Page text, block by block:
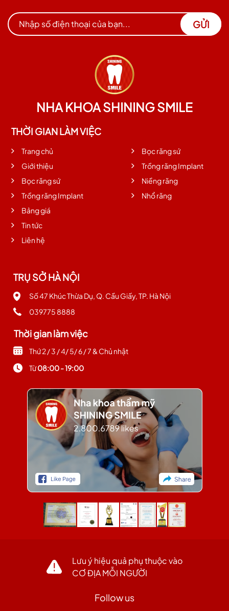
GỬI
NHA KHOA SHINING SMILE
THỜI GIAN LÀM VIỆC
Trang chủ
Giới thiệu
Bọc răng sứ
Trồng răng Implant
Bảng giá
Tin tức
Liên hệ
Bọc răng sứ
Trồng răng Implant
Niềng răng
Nhổ răng
TRỤ SỞ HÀ NỘI
Số 47 Khúc Thừa Dụ, Q. Cầu Giấy, TP. Hà Nội
039775 8888
Thời gian làm việc
Thứ 2 / 3 / 4/ 5/ 6 / 7 & Chủ nhật
Từ08:00 - 19:00
Lưu ý hiệu quả phụ thuộc vào
CƠ ĐỊA MỖI NGƯỜI
Follow us